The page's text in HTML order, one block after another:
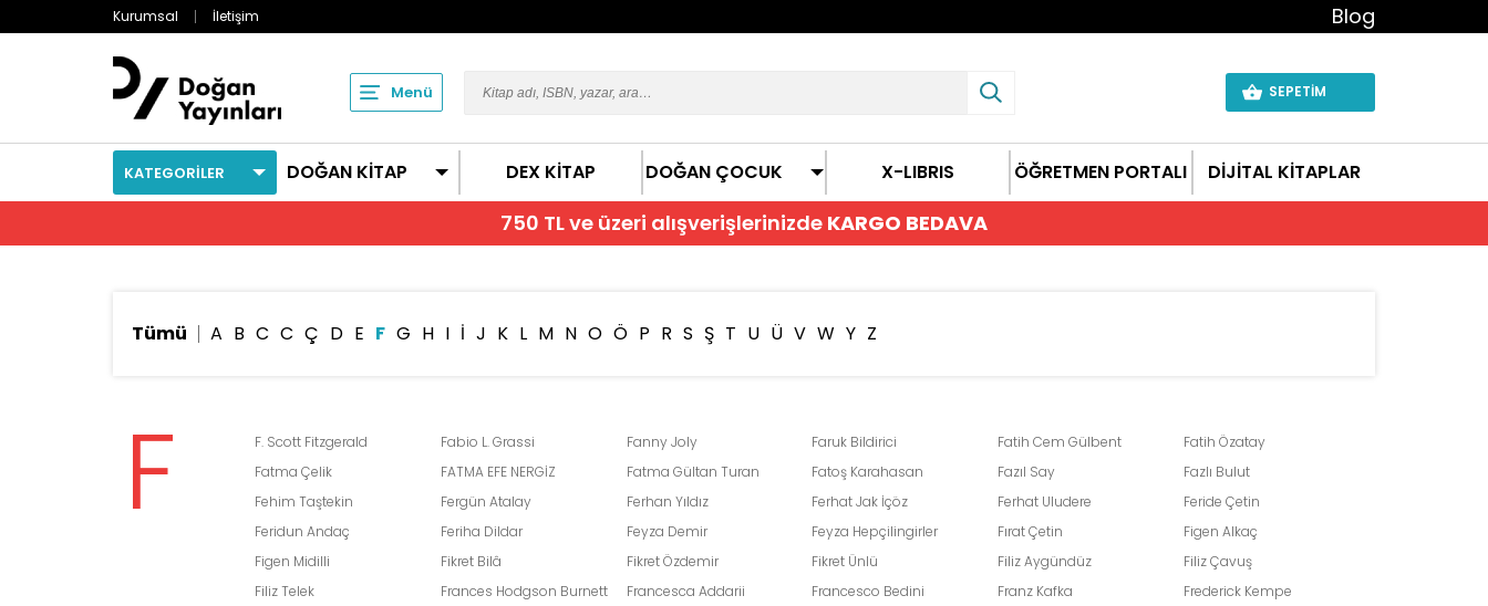
Kurumsal İletişim Blog
Menü SEPETİM
KATEGORİLER DOĞAN KİTAP DEX KİTAP DOĞAN ÇOCUK X-LIBRIS ÖĞRETMEN PORTALI DİJİTAL KİTAPLAR
750 TL ve üzeri alışverişlerinizde KARGO BEDAVA
Tümü A B C C Ç D E F G H I İ J K L M N O Ö P R S Ş T U Ü V W Y Z
F F. Scott Fitzgerald Fabio L. Grassi Fanny Joly Faruk Bildirici Fatih Cem Gülbent
Fatih Özatay
Fatma Çelik
FATMA EFE NERGİZ Fatma Gültan Turan Fatoş Karahasan Fazıl Say
Fazlı Bulut
Fehim Taştekin
Fergün Atalay Ferhan Yıldız Ferhat Jak İçöz Ferhat Uludere
Feride Çetin
Feridun Andaç
Feriha Dildar Feyza Demir Feyza Hepçilingirler Fırat Çetin
Figen Alkaç
Figen Midilli
Fikret Bilâ Fikret Özdemir Fikret Ünlü Filiz Aygündüz
Filiz Çavuş
Filiz Telek
Frances Hodgson Burnett Francesca Addarii Francesco Bedini Franz Kafka
Frederick Kempe